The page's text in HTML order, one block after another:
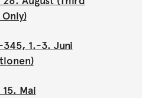
1.-3. Juni
Mai